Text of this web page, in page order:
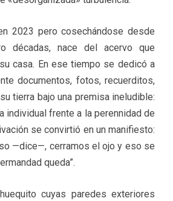
2023 pero cosechándose desde
décadas, nace del acervo que
casa. En ese tiempo se dedicó a
documentos, fotos, recuerditos,
tierra bajo una premisa ineludible:
individual frente a la perennidad de
se convirtió en un manifiesto:
—dice—, cerramos el ojo y eso se
queda”.
cuyas paredes exteriores